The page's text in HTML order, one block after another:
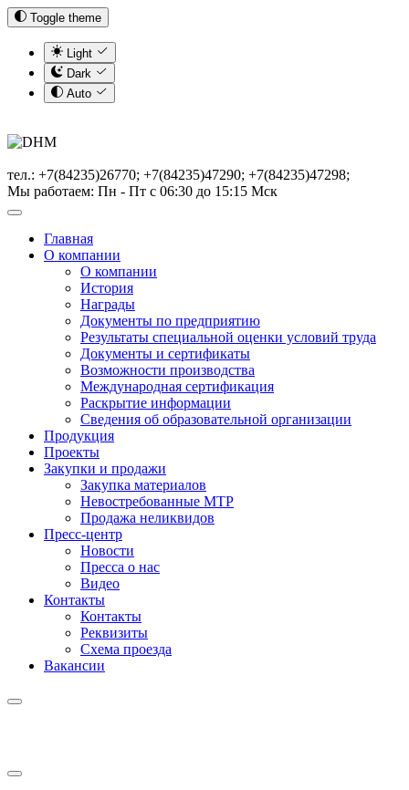
Toggle theme
Light
Dark
Auto
тел.: +7(84235)26770; +7(84235)47290; +7(84235)47298;
Мы работаем: Пн - Пт с 06:30 до 15:15 Мск
Главная
О компании
О компании
История
Награды
Документы по предприятию
Результаты специальной оценки условий труда
Документы и сертификаты
Возможности производства
Международная сертификация
Раскрытие информации
Сведения об образовательной организации
Продукция
Проекты
Закупки и продажи
Закупка материалов
Невостребованные МТР
Продажа неликвидов
Пресс-центр
Новости
Пресса о нас
Видео
Контакты
Контакты
Реквизиты
Схема проезда
Вакансии